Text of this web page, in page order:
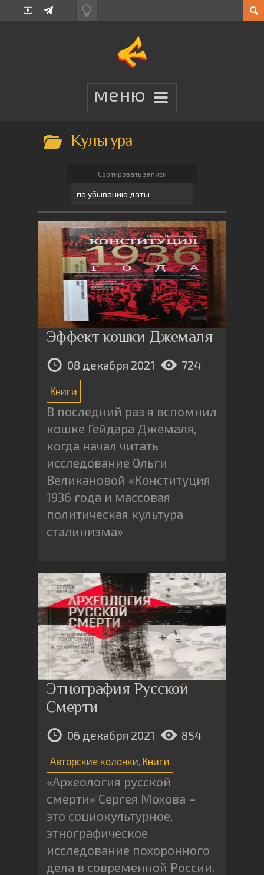
Культура
Сортировать записи
Эффект кошки Джемаля
08 декабря 2021 724
Книги
В последний раз я вспомнил
кошке Гейдара Джемаля,
когда начал читать
исследование Ольги
Великановой «Конституция
1936 года и массовая
политическая культура
сталинизма»
Этнография Русской
Смерти
06 декабря 2021 854
Авторские колонки Книги
«Археология русской
смерти» Сергея Мохова –
это социокультурное,
этнографическое
исследование похоронного
дела в современной России.